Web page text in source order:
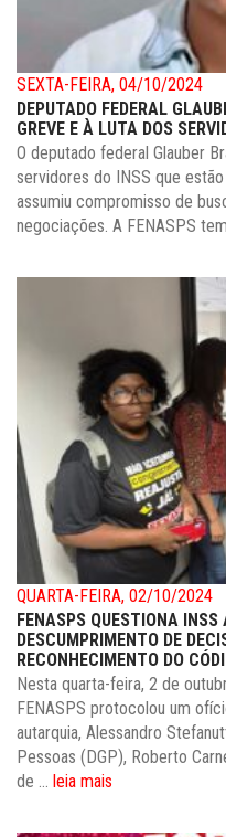
SEXTA-FEIRA, 04/10/2024
DEPUTADO FEDERAL
GREVE E À LUTA DOS
O deputado federal Glauber
servidores do INSS que
assumiu compromisso de
negociações. A FENASPS
QUARTA-FEIRA, 02/10/2024
FENASPS QUESTIONA INSS
DESCUMPRIMENTO DE
RECONHECIMENTO DO
Nesta quarta-feira, 2 de
FENASPS protocolou um
autarquia, Alessandro
Pessoas (DGP), Roberto
de ... leia mais